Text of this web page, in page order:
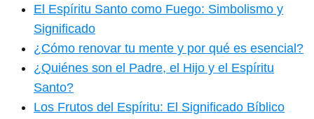
El Espíritu Santo como Fuego: Simbolismo y
Significado
¿Cómo renovar tu mente y por qué es esencial?
¿Quiénes son el Padre, el Hijo y el Espíritu
Santo?
Los Frutos del Espíritu: El Significado Bíblico